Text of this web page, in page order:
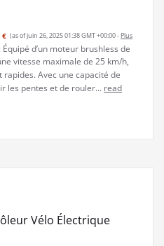
€ (as of juin 26, 2025 01:38 GMT +00:00 - Plus
d’un moteur brushless de
vitesse maximale de 25 km/h,
Avec une capacité de
les pentes et de rouler... read
Vélo Électrique